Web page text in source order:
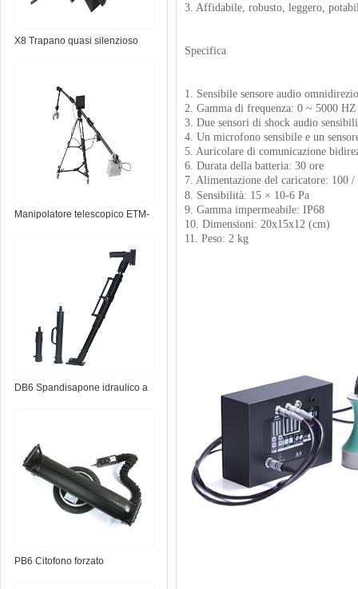
X8 Trapano quasi silenzioso
Manipolatore telescopico ETM-
DB6 Spandisapone idraulico a
PB6 Citofono forzato
3. Affidabile, robusto, leggero,
Specifica
1. Sensibile sensore audio
2. Gamma di frequenza: 0 ~ 5000 HZ
3. Due sensori di shock audio
4. Un microfono sensibile e un
5. Auricolare di comunicazione
6. Durata della batteria: 30 ore
7. Alimentazione del caricatore: 100
8. Sensibilità: 15 × 10-6 Pa
9. Gamma impermeabile: IP68
10. Dimensioni: 20x15x12 (cm)
11. Peso: 2 kg